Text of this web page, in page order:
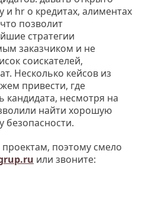
hr о кредитах, алиментах
позволит
стратегии
заказчиком и не
соискателей,
Несколько кейсов из
привести, где
кандидата, несмотря на
найти хорошую
безопасности.
поэтому смело
или звоните: